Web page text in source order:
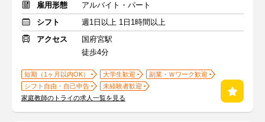
雇用形態
アルバイト・パート
シフト
週1日以上 1日1時間以上
アクセス
国府宮駅
徒歩4分
短期（1ヶ月以内OK） 大学生歓迎
副業・Ｗワーク歓迎
シフト自由・自己申告
未経験者歓迎
家庭教師のトライの求人一覧を見る